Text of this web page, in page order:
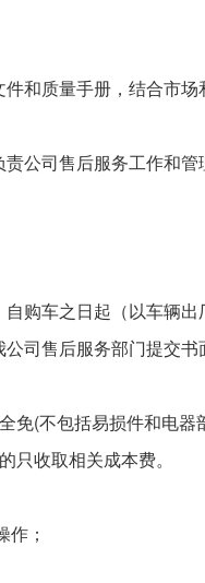
和质量手册，结合市场
公司售后服务工作和管
购车之日起（以车辆
司售后服务部门提交书
(不包括易损件和电器
收取相关成本费。
；